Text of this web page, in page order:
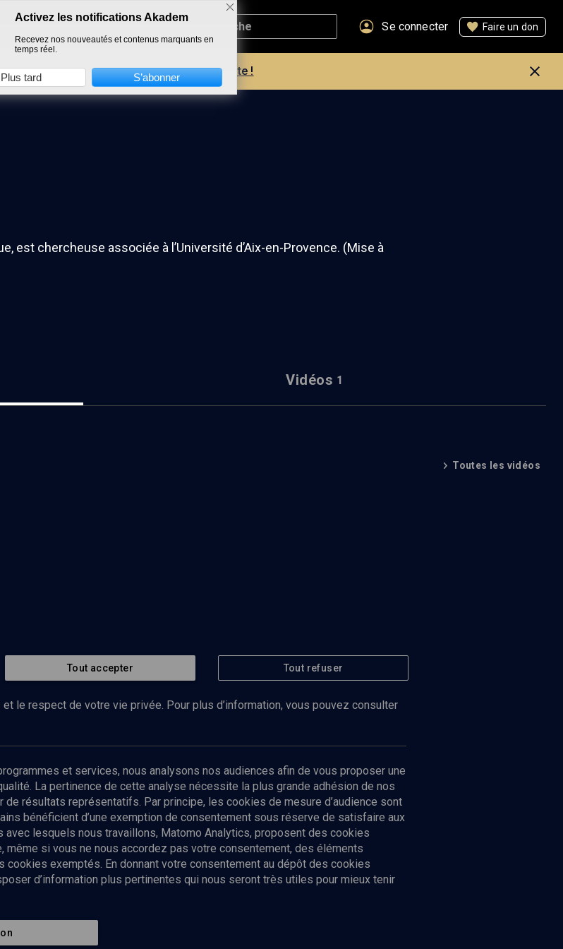
Se connecter Faire un don
? Découvrez les avantages d'un compte !
est chercheuse associée à l’Université d’Aix-en-Provence. (Mise à
Vidéos 1
Toutes les vidéos
à notre newsletter
Envoyer
Tout accepter Tout refuser
le respect de votre vie privée. Pour plus d’information, vous pouvez consulter
et services, nous analysons nos audiences afin de vous proposer une
La pertinence de cette analyse nécessite la plus grande adhésion de nos
résultats représentatifs. Par principe, les cookies de mesure d’audience sont
bénéficient d’une exemption de consentement sous réserve de satisfaire aux
lesquels nous travaillons, Matomo Analytics, proposent des cookies
si vous ne nous accordez pas votre consentement, des éléments
exemptés. En donnant votre consentement au dépôt des cookies
d’information plus pertinentes qui nous seront très utiles pour mieux tenir
Activez les notifications Akadem
Recevez nos nouveautés et contenus marquants en
temps réel.
Plus tard S’abonner